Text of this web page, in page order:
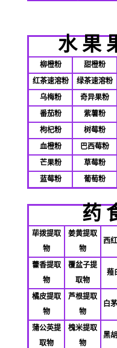
水果
柳橙粉 甜橙粉
红茶速溶粉
绿茶速溶粉
乌梅粉
奇异果粉
番茄粉
紫薯粉
枸杞粉
树莓粉
血橙粉
巴西莓粉
芒果粉
草莓粉
蓝莓粉
葡萄粉
药
荜拨提取
物
姜黄提取
物
西
藿香提取
物
覆盆子提
取物
薤
橘皮提取
物
芦根提取
物
白
蒲公英提
取物
槐米提取
物
黑